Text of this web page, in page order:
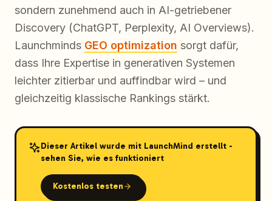
sondern zunehmend auch in AI-getriebener
Discovery (ChatGPT, Perplexity, AI Overviews).
Launchminds GEO optimization sorgt dafür,
dass Ihre Expertise in generativen Systemen
leichter zitierbar und auffindbar wird – und
gleichzeitig klassische Rankings stärkt.
Dieser Artikel wurde mit LaunchMind erstellt -
sehen Sie, wie es funktioniert
Kostenlos testen